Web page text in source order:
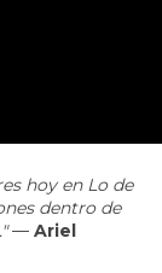
hoy en Lo de
dentro de
— Ariel